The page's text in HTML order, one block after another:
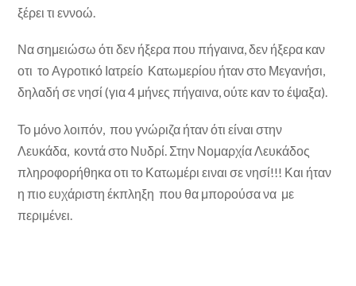
ξέρει τι εννοώ.
Να σημειώσω ότι δεν ήξερα που πήγαινα, δεν ήξερα καν
οτι το Αγροτικό Ιατρείο Κατωμερίου ήταν στο Μεγανήσι,
δηλαδή σε νησί (για 4 μήνες πήγαινα, ούτε καν το έψαξα).
Το μόνο λοιπόν, που γνώριζα ήταν ότι είναι στην
Λευκάδα, κοντά στο Νυδρί. Στην Νομαρχία Λευκάδος
πληροφορήθηκα οτι το Κατωμέρι ειναι σε νησί!!! Και ήταν
η πιο ευχάριστη έκπληξη που θα μπορούσα να με
περιμένει.